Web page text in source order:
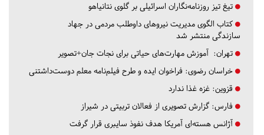
تیغ تیز روزنامه‌نگاران اسرائیلی بر گلوی نتانیاهو
کتاب الگوی مدیریت نیروهای داوطلب مردمی در جهاد
سازندگی منتشر شد
تهران: آموزش مهارت‌های حیاتی برای نجات جان+تصویر
خراسان رضوی: فراخوان ایده و طرح فیلم‌نامه معلم دوست‌داشتنی
قزوین: غزه غذا ندارد
فارس: گزارش تصویری از فعالان تربیتی در شیراز
آژانس هسته‌ای آمریکا هدف نفوذ سایبری قرار گرفت